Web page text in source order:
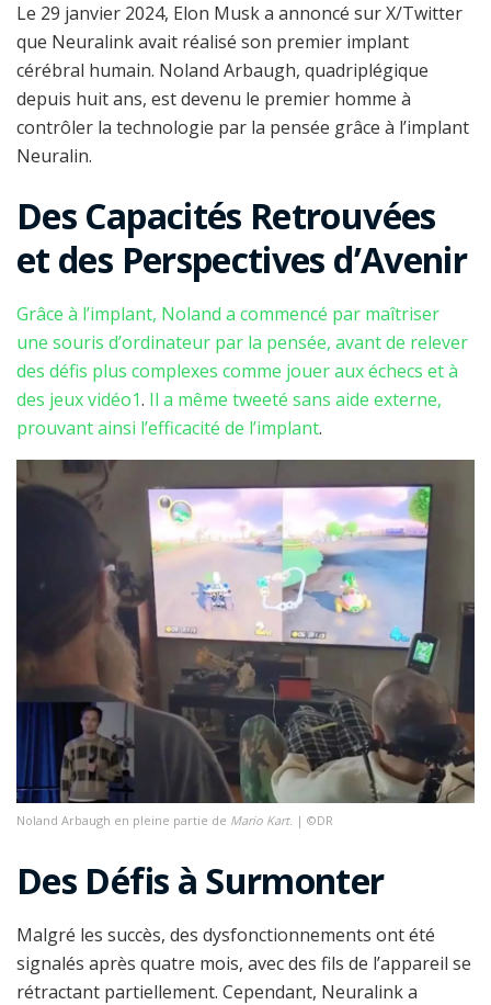
Le 29 janvier 2024, Elon Musk a annoncé sur X/Twitter
que Neuralink avait réalisé son premier implant
cérébral humain. Noland Arbaugh, quadriplégique
depuis huit ans, est devenu le premier homme à
contrôler la technologie par la pensée grâce à l’implant
Neuralin.
Des Capacités Retrouvées
et des Perspectives d’Avenir
Grâce à l’implant, Noland a commencé par maîtriser
une souris d’ordinateur par la pensée, avant de relever
des défis plus complexes comme jouer aux échecs et à
des jeux vidéo1. Il a même tweeté sans aide externe,
prouvant ainsi l’efficacité de l’implant.
Noland Arbaugh en pleine partie de Mario Kart. | ©DR
Des Défis à Surmonter
Malgré les succès, des dysfonctionnements ont été
signalés après quatre mois, avec des fils de l’appareil se
rétractant partiellement. Cependant, Neuralink a